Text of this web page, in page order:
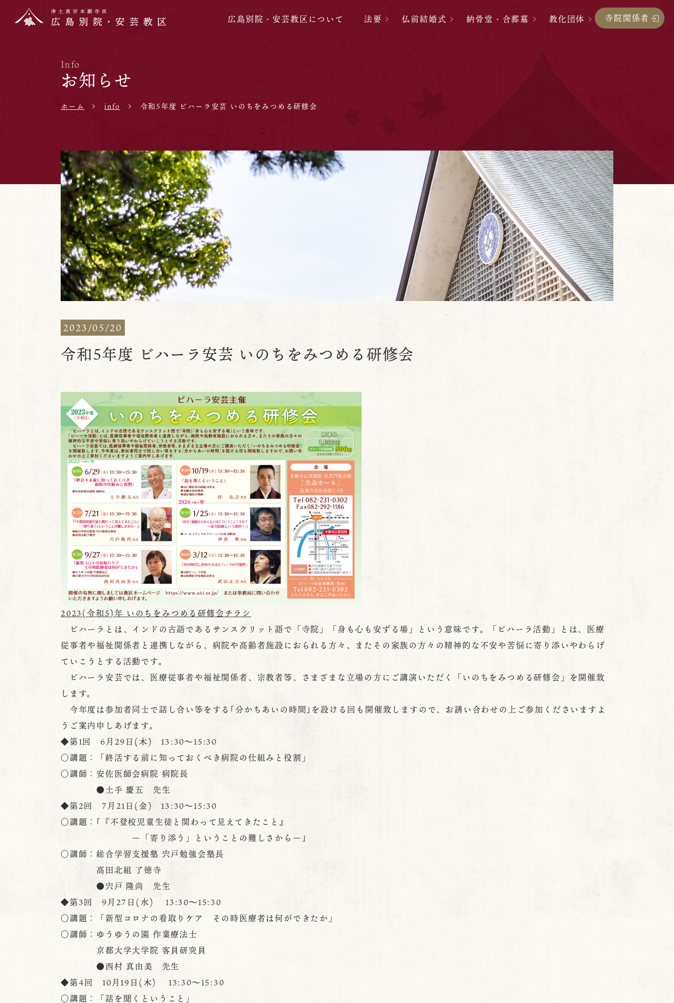
広島別院・安芸教区について 法要 仏前結婚式 納骨堂・合葬墓 教化団体 寺院関係者
Info
お知らせ
ホーム info 令和5年度 ビハーラ安芸 いのちをみつめる研修会
2023/05/20
令和5年度 ビハーラ安芸 いのちをみつめる研修会
2023(令和5)年 いのちをみつめる研修会チラシ
ビハーラとは、インドの古語であるサンスクリット語で「寺院」「身も心も安ずる場」という意味です。「ビハーラ活動」とは、医療
従事者や福祉関係者と連携しながら、病院や高齢者施設におられる方々、またその家族の方々の精神的な不安や苦悩に寄り添いやわらげ
ていこうとする活動です。
ビハーラ安芸では、医療従事者や福祉関係者、宗教者等、さまざまな立場の方にご講演いただく「いのちをみつめる研修会」を開催致
します。
今年度は参加者同士で話し合い等をする｢分かちあいの時間｣を設ける回も開催致しますので、お誘い合わせの上ご参加くださいますよ
うご案内申しあげます。
◆第1回 6月29日(木) 13:30～15:30
○講題：「終活する前に知っておくべき病院の仕組みと役割」
○講師：安佐医師会病院 病院長
●土手 慶五 先生
◆第2回 7月21日(金) 13:30～15:30
○講題：｢『不登校児童生徒と関わって見えてきたこと』
―「寄り添う」ということの難しさから―｣
○講師：総合学習支援塾 宍戸勉強会塾長
高田北組 了徳寺
●宍戸 隆尚 先生
◆第3回 9月27日(水) 13:30～15:30
○講題：「新型コロナの看取りケア その時医療者は何ができたか」
○講師：ゆうゆうの園 作業療法士
京都大学大学院 客員研究員
●西村 真由美 先生
◆第4回 10月19日(木) 13:30～15:30
○講題：「話を聞くということ」